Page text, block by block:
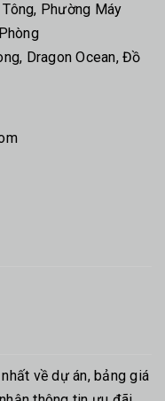
Phường Máy
Dragon Ocean, Đồ
về dự án, bảng giá